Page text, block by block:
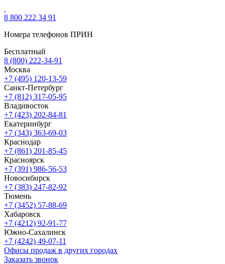
8 800 222 34 91
Номера телефонов ПРИН
Бесплатный
8 (800) 222-34-91
Москва
+7 (495) 120-13-59
Санкт-Петербург
+7 (812) 317-05-95
Владивосток
+7 (423) 202-84-81
Екатеринбург
+7 (343) 363-69-03
Краснодар
+7 (861) 201-85-45
Красноярск
+7 (391) 986-56-53
Новосибирск
+7 (383) 247-82-92
Тюмень
+7 (3452) 57-88-69
Хабаровск
+7 (4212) 92-91-77
Южно-Сахалинск
+7 (4242) 49-07-11
Офисы продаж в других городах
Заказать звонок